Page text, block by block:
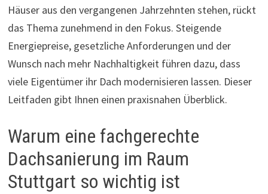
Häuser aus den vergangenen Jahrzehnten stehen, rückt
das Thema zunehmend in den Fokus. Steigende
Energiepreise, gesetzliche Anforderungen und der
Wunsch nach mehr Nachhaltigkeit führen dazu, dass
viele Eigentümer ihr Dach modernisieren lassen. Dieser
Leitfaden gibt Ihnen einen praxisnahen Überblick.
Warum eine fachgerechte
Dachsanierung im Raum
Stuttgart so wichtig ist